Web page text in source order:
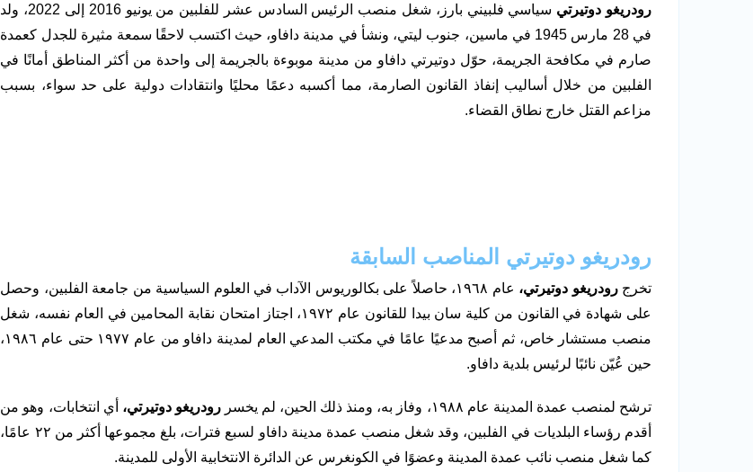
رودريغو دوتيرتي
سياسي فلبيني بارز، شغل منصب الرئيس السادس عشر للفلبين من يونيو 2016 إلى 2022، ولد
في 28 مارس 1945 في ماسين، جنوب ليتي، ونشأ في مدينة دافاو، حيث اكتسب لاحقًا سمعة مثيرة للجدل كعمدة
صارم في مكافحة الجريمة، حوّل دوتيرتي دافاو من مدينة موبوءة بالجريمة إلى واحدة من أكثر المناطق أمانًا في
الفلبين من خلال أساليب إنفاذ القانون الصارمة، مما أكسبه دعمًا محليًا وانتقادات دولية على حد سواء، بسبب
مزاعم القتل خارج نطاق القضاء.
رودريغو دوتيرتي المناصب السابقة
تخرجرودريغو دوتيرتي،
عام ١٩٦٨، حاصلاً على بكالوريوس الآداب في العلوم السياسية من جامعة الفلبين، وحصل
على شهادة في القانون من كلية سان بيدا للقانون عام ١٩٧٢، اجتاز امتحان نقابة المحامين في العام نفسه، شغل
منصب مستشار خاص، ثم أصبح مدعيًا عامًا في مكتب المدعي العام لمدينة دافاو من عام ١٩٧٧ حتى عام ١٩٨٦،
حين عُيّن نائبًا لرئيس بلدية دافاو.
ترشح لمنصب عمدة المدينة عام ١٩٨٨، وفاز به، ومنذ ذلك الحين، لم يخسر رودريغو دوتيرتي، أي انتخابات، وهو من
أقدم رؤساء البلديات في الفلبين، وقد شغل منصب عمدة مدينة دافاو لسبع فترات، بلغ مجموعها أكثر من ٢٢ عامًا،
كما شغل منصب نائب عمدة المدينة وعضوًا في الكونغرس عن الدائرة الانتخابية الأولى للمدينة.